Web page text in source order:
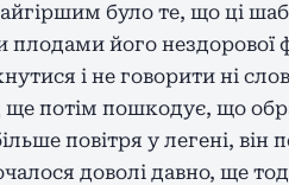
було те, що ці
плодами його нездорової
і не говорити ні
ще потім пошкодує, що
повітря у легені, він
доволі давно, ще